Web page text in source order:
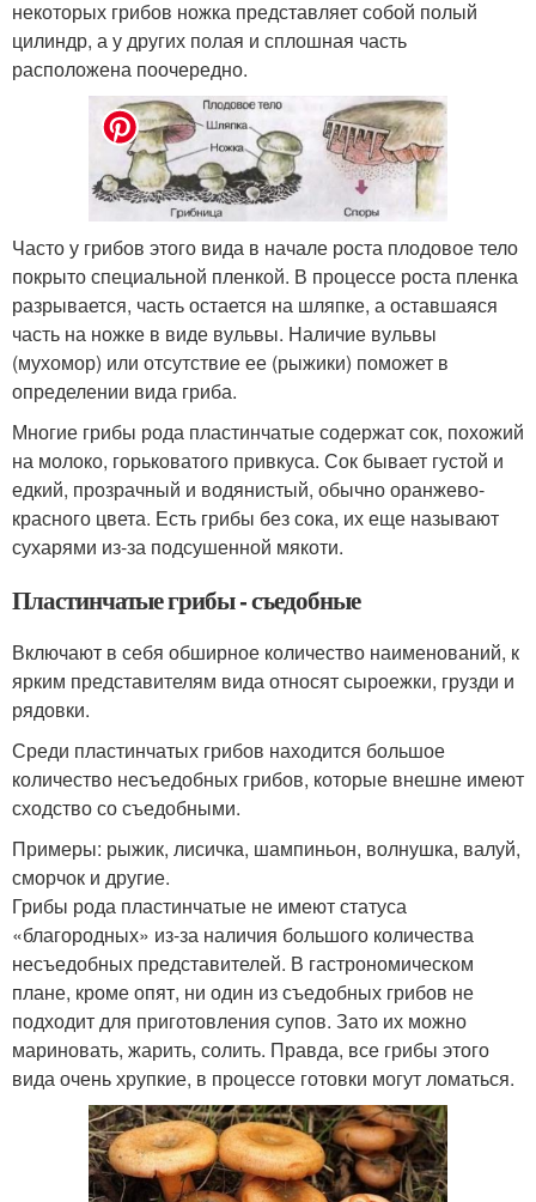
некоторых грибов ножка представляет собой полый
цилиндр, а у других полая и сплошная часть
расположена поочередно.
Часто у грибов этого вида в начале роста плодовое тело
покрыто специальной пленкой. В процессе роста пленка
разрывается, часть остается на шляпке, а оставшаяся
часть на ножке в виде вульвы. Наличие вульвы
(мухомор) или отсутствие ее (рыжики) поможет в
определении вида гриба.
Многие грибы рода пластинчатые содержат сок, похожий
на молоко, горьковатого привкуса. Сок бывает густой и
едкий, прозрачный и водянистый, обычно оранжево-
красного цвета. Есть грибы без сока, их еще называют
сухарями из-за подсушенной мякоти.
Пластинчатые грибы - съедобные
Включают в себя обширное количество наименований, к
ярким представителям вида относят сыроежки, грузди и
рядовки.
Среди пластинчатых грибов находится большое
количество несъедобных грибов, которые внешне имеют
сходство со съедобными.
Примеры: рыжик, лисичка, шампиньон, волнушка, валуй,
сморчок и другие.
Грибы рода пластинчатые не имеют статуса
«благородных» из-за наличия большого количества
несъедобных представителей. В гастрономическом
плане, кроме опят, ни один из съедобных грибов не
подходит для приготовления супов. Зато их можно
мариновать, жарить, солить. Правда, все грибы этого
вида очень хрупкие, в процессе готовки могут ломаться.